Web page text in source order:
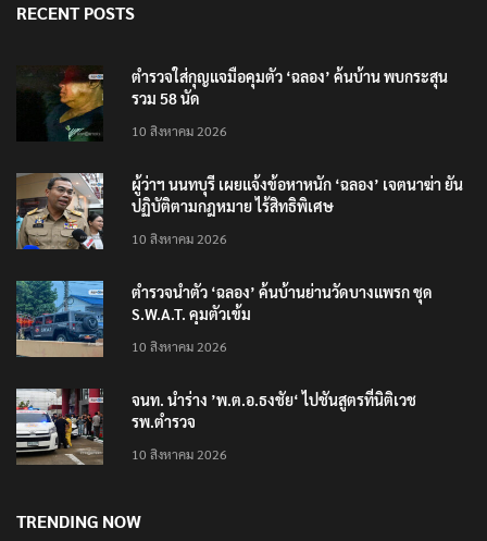
RECENT POSTS
ตำรวจใส่กุญแจมือคุมตัว ‘ฉลอง’ ค้นบ้าน พบกระสุน
รวม 58 นัด
10 สิงหาคม 2026
ผู้ว่าฯ นนทบุรี เผยแจ้งข้อหาหนัก ‘ฉลอง’ เจตนาฆ่า ยัน
ปฏิบัติตามกฎหมาย ไร้สิทธิพิเศษ
10 สิงหาคม 2026
ตำรวจนำตัว ‘ฉลอง’ ค้นบ้านย่านวัดบางแพรก ชุด
S.W.A.T. คุมตัวเข้ม
10 สิงหาคม 2026
จนท. นำร่าง ’พ.ต.อ.ธงชัย‘ ไปชันสูตรที่นิติเวช
รพ.ตำรวจ
10 สิงหาคม 2026
TRENDING NOW